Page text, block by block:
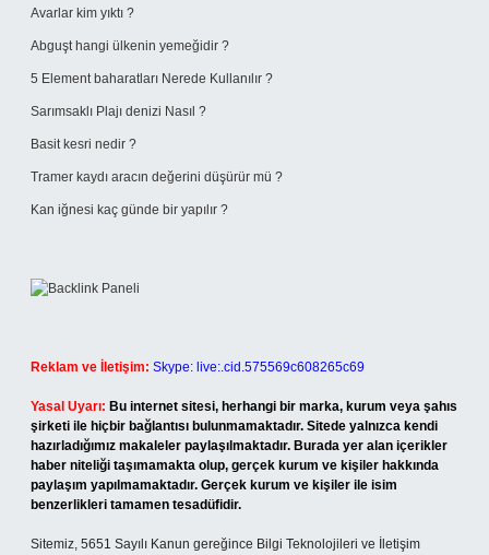
Avarlar kim yıktı ?
Abguşt hangi ülkenin yemeğidir ?
5 Element baharatları Nerede Kullanılır ?
Sarımsaklı Plajı denizi Nasıl ?
Basit kesri nedir ?
Tramer kaydı aracın değerini düşürür mü ?
Kan iğnesi kaç günde bir yapılır ?
Reklam ve İletişim: Skype: live:.cid.575569c608265c69
Yasal Uyarı: Bu internet sitesi, herhangi bir marka, kurum veya şahıs
şirketi ile hiçbir bağlantısı bulunmamaktadır. Sitede yalnızca kendi
hazırladığımız makaleler paylaşılmaktadır. Burada yer alan içerikler
haber niteliği taşımamakta olup, gerçek kurum ve kişiler hakkında
paylaşım yapılmamaktadır. Gerçek kurum ve kişiler ile isim
benzerlikleri tamamen tesadüfidir.
Sitemiz, 5651 Sayılı Kanun gereğince Bilgi Teknolojileri ve İletişim